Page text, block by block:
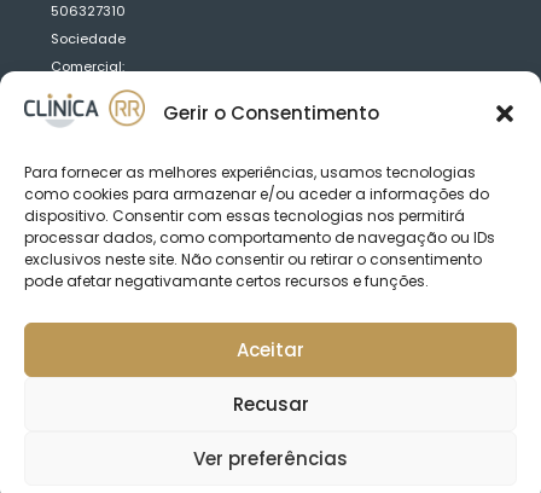
Gerir o Consentimento
Para fornecer as melhores experiências, usamos tecnologias
como cookies para armazenar e/ou aceder a informações do
dispositivo. Consentir com essas tecnologias nos permitirá
processar dados, como comportamento de navegação ou IDs
exclusivos neste site. Não consentir ou retirar o consentimento
pode afetar negativamante certos recursos e funções.
Aceitar
Recusar
Ver preferências
506327310
Sociedade
Comercial:
Clínica
Médica
R.R.
Saraiva
Fernandes,
Lda
Clínica RR © 2026